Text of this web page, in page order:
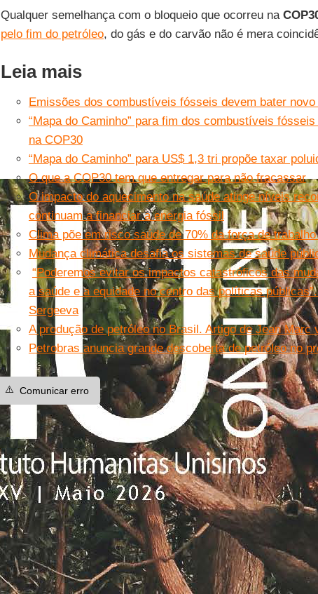
Qualquer semelhança com o bloqueio que ocorreu na
pelo fim do petróleo, do gás e do carvão não é mera
Leia mais
Emissões dos combustíveis fósseis devem bater
“Mapa do Caminho” para fim dos combustíveis
na COP30
“Mapa do Caminho” para US$ 1,3 tri propõe taxar
O que a COP30 tem que entregar para não fracassar
O impacto do aquecimento na saúde atinge níveis
continuam a financiar a energia fóssil
Clima põe em risco saúde de 70% da força de
Mudança climática desafia os sistemas de saúde
“Poderemos evitar os impactos catastróficos das
a saúde e a equidade no centro das políticas
Sergeeva
A produção de petróleo no Brasil. Artigo de Jean Marc
Petrobras anuncia grande descoberta de petróleo no
⚠️ Comunicar erro